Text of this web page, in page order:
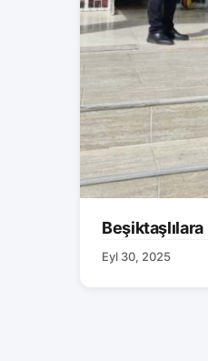
Eyl 30, 2025